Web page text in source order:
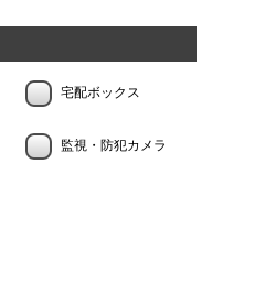
宅配ボックス
監視・防犯カメラ